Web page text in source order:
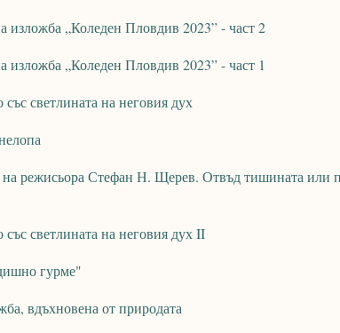
изложба „Коледен Пловдив 2023” - част 2
„Коледен Пловдив 2023” - част 1
светлината на неговия дух
режисьора Стефан Н. Щерев. Отвъд тишината или
светлината на неговия дух II
гурме"
вдъхновена от природата